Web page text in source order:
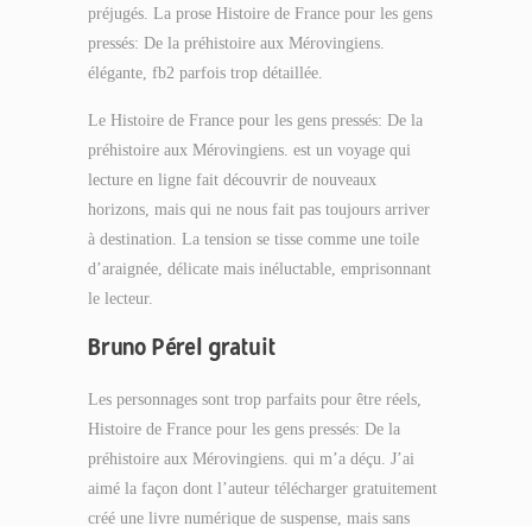
préjugés. La prose Histoire de France pour les gens
pressés: De la préhistoire aux Mérovingiens.
élégante, fb2 parfois trop détaillée.
Le Histoire de France pour les gens pressés: De la
préhistoire aux Mérovingiens. est un voyage qui
lecture en ligne fait découvrir de nouveaux
horizons, mais qui ne nous fait pas toujours arriver
à destination. La tension se tisse comme une toile
d’araignée, délicate mais inéluctable, emprisonnant
le lecteur.
Bruno Pérel gratuit
Les personnages sont trop parfaits pour être réels,
Histoire de France pour les gens pressés: De la
préhistoire aux Mérovingiens. qui m’a déçu. J’ai
aimé la façon dont l’auteur télécharger gratuitement
créé une livre numérique de suspense, mais sans